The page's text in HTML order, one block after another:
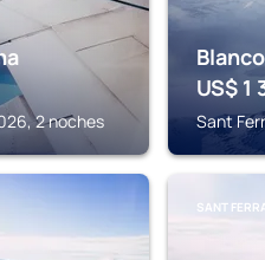
2 noches
US$ 1
Sant
SANT